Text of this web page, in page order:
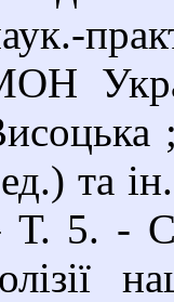
та
Т. 5. -